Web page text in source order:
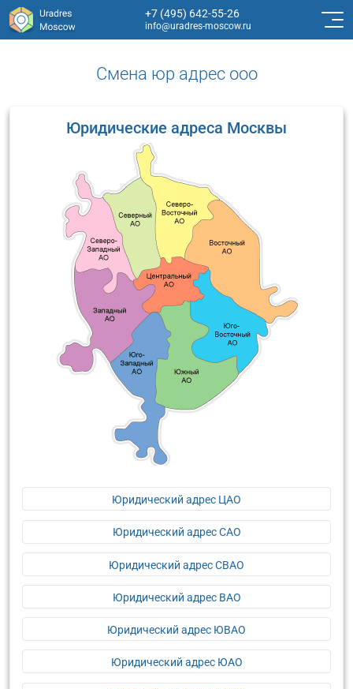
+7 (495) 642-55-26
info@uradres-moscow.ru
Смена юр адрес ооо
Юридические адреса Москвы
Юридический адрес ЦАО
Юридический адрес САО
Юридический адрес СВАО
Юридический адрес ВАО
Юридический адрес ЮВАО
Юридический адрес ЮАО